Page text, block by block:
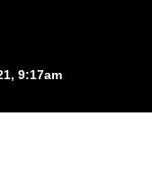
9:17am